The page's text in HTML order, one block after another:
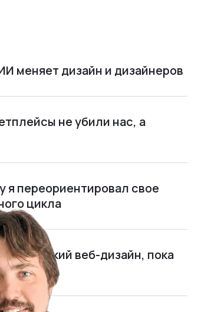
меняет дизайн и дизайнеров
не убили нас, а
я переориентировал свое
цикла
китайский веб-дизайн, пока